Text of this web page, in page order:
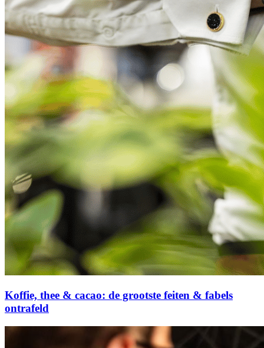
Koffie, thee & cacao: de grootste feiten & fabels
ontrafeld